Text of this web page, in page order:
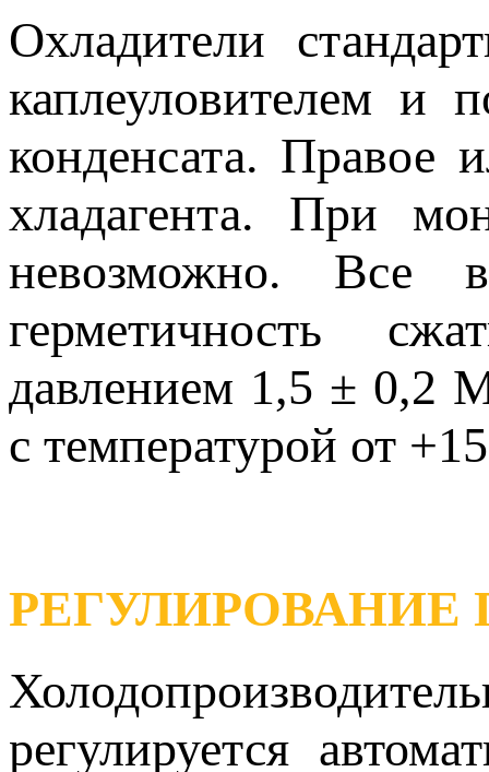
Охладители
каплеуловителем и
конденсата. Правое
хладагента. При
невозможно. Все
герметичность
давлением 1,5 ± 0,2
с температурой от
РЕГУЛИРОВАНИЕ
регулируется